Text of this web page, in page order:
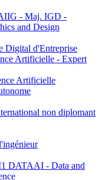
- Maj. IGD -
and Design
Digital d'Entreprise
Artificielle - Expert
Artificielle
non diplomant
DATAAI - Data and